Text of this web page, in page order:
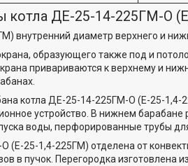
котла ДЕ-25-14-225ГМ-О
внутренний диаметр верхнего и
образующего также под и
привариваются к верхнему и
котла ДЕ-25-14-225ГМ-О (Е-25-1,4-
устройство. В нижнем барабане
воды, перфорированные трубы
25-1,4-225ГМ) отделена от
в пучок. Перегородка изготовлена